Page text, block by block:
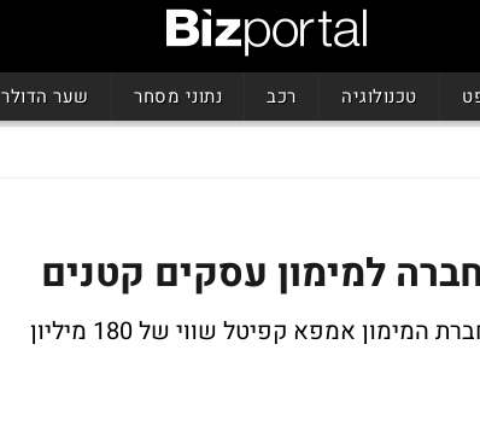
טכנולוגיה רכב נתוני מסחר שער הדולר
זאת בתמורה ל-63.5 מיליון שקל, מה שמשקף לחברת המימון אמפא קפיטל שווי של 180 מיליון